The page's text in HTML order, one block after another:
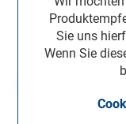
Sie uns
Wenn Sie